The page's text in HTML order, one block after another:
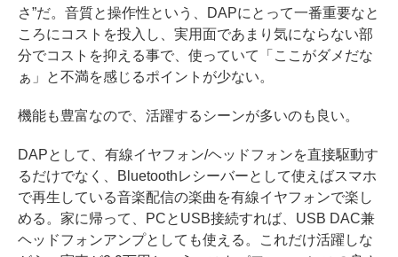
さ”だ。音質と操作性という、DAPにとって一番重要なと
ころにコストを投入し、実用面であまり気にならない部
分でコストを抑える事で、使っていて「ここがダメだな
ぁ」と不満を感じるポイントが少ない。
機能も豊富なので、活躍するシーンが多いのも良い。
DAPとして、有線イヤフォン/ヘッドフォンを直接駆動す
るだけでなく、Bluetoothレシーバーとして使えばスマホ
で再生している音楽配信の楽曲を有線イヤフォンで楽し
める。家に帰って、PCとUSB接続すれば、USB DAC兼
ヘッドフォンアンプとしても使える。これだけ活躍しな